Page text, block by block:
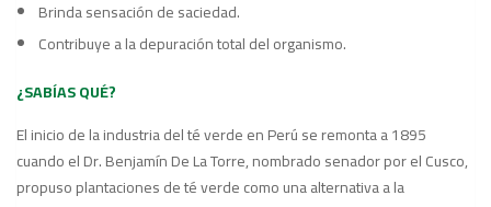
Brinda sensación de saciedad.
Contribuye a la depuración total del organismo.
¿SABÍAS QUÉ?
El inicio de la industria del té verde en Perú se remonta a 1895
cuando el Dr. Benjamín De La Torre, nombrado senador por el Cusco,
propuso plantaciones de té verde como una alternativa a la